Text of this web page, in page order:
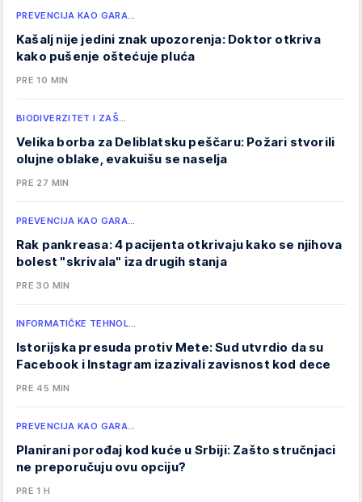
PREVENCIJA KAO GARA…
Kašalj nije jedini znak upozorenja: Doktor otkriva
kako pušenje oštećuje pluća
PRE 10 MIN
BIODIVERZITET I ZAŠ…
Velika borba za Deliblatsku peščaru: Požari stvorili
olujne oblake, evakuišu se naselja
PRE 27 MIN
PREVENCIJA KAO GARA…
Rak pankreasa: 4 pacijenta otkrivaju kako se njihova
bolest "skrivala" iza drugih stanja
PRE 30 MIN
INFORMATIČKE TEHNOL…
Istorijska presuda protiv Mete: Sud utvrdio da su
Facebook i Instagram izazivali zavisnost kod dece
PRE 45 MIN
PREVENCIJA KAO GARA…
Planirani porođaj kod kuće u Srbiji: Zašto stručnjaci
ne preporučuju ovu opciju?
PRE 1 H